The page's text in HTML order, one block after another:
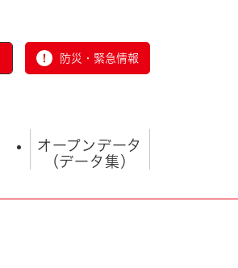
防災・緊急情報
オープンデータ
（データ集）